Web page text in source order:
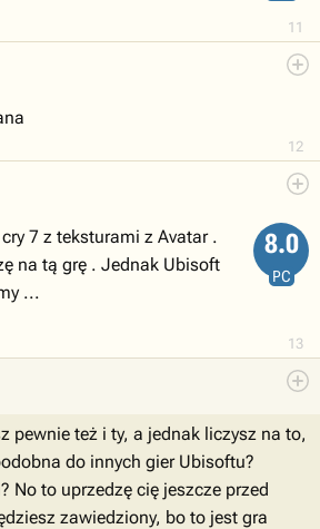
11
12
13
8.0
PC
7 z teksturami z Avatar .
na tą grę . Jednak Ubisoft
...
pewnie też i ty, a jednak liczysz na to,
do innych gier Ubisoftu?
No to uprzedzę cię jeszcze przed
zawiedziony, bo to jest gra